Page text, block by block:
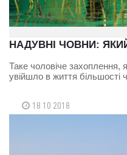
НАДУВНІ ЧОВНИ:
Таке чоловіче захоплення,
увійшло в життя більшості
18 10 2018